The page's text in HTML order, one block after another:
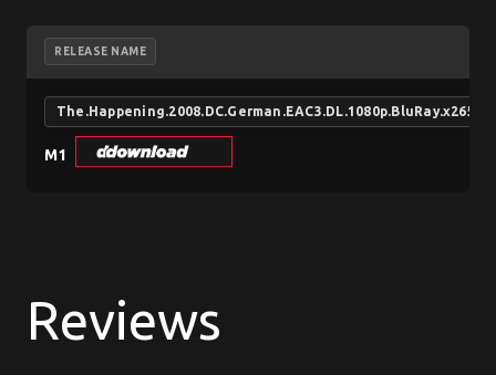
RELEASE NAME
The.Happening.2008.DC.German.EAC3.DL.1080p.BluRay.x265-
M1
Reviews